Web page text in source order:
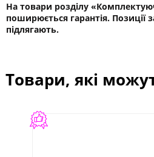
На товари розділу
поширюється гарантія. Позиції
підлягають.
Товари, які